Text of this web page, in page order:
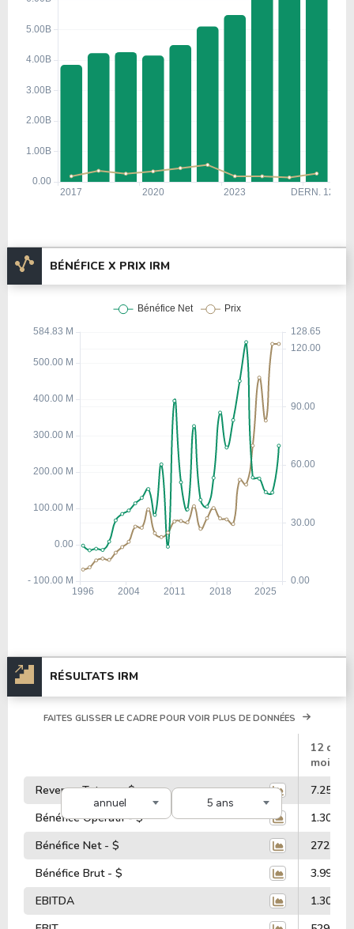
BÉNÉFICE X PRIX IRM
RÉSULTATS IRM
annuel 5 ans
FAITES GLISSER LE CADRE POUR VOIR PLUS DE DONNÉES
12
mois
Revenus Totaux - $
7.25
Bénéfice Opératif - $
1.30
Bénéfice Net - $
272.30
Bénéfice Brut - $
3.99
EBITDA
1.30